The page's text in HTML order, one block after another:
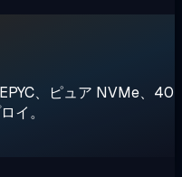
、ピュア NVMe、40
イ。